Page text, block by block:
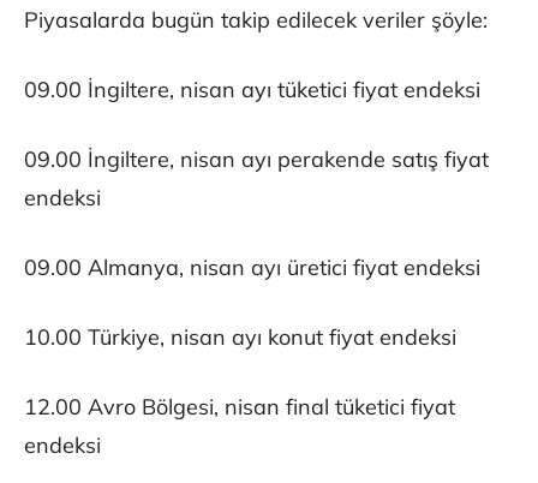
Piyasalarda bugün takip edilecek veriler şöyle:
09.00 İngiltere, nisan ayı tüketici fiyat endeksi
09.00 İngiltere, nisan ayı perakende satış fiyat
endeksi
09.00 Almanya, nisan ayı üretici fiyat endeksi
10.00 Türkiye, nisan ayı konut fiyat endeksi
12.00 Avro Bölgesi, nisan final tüketici fiyat
endeksi